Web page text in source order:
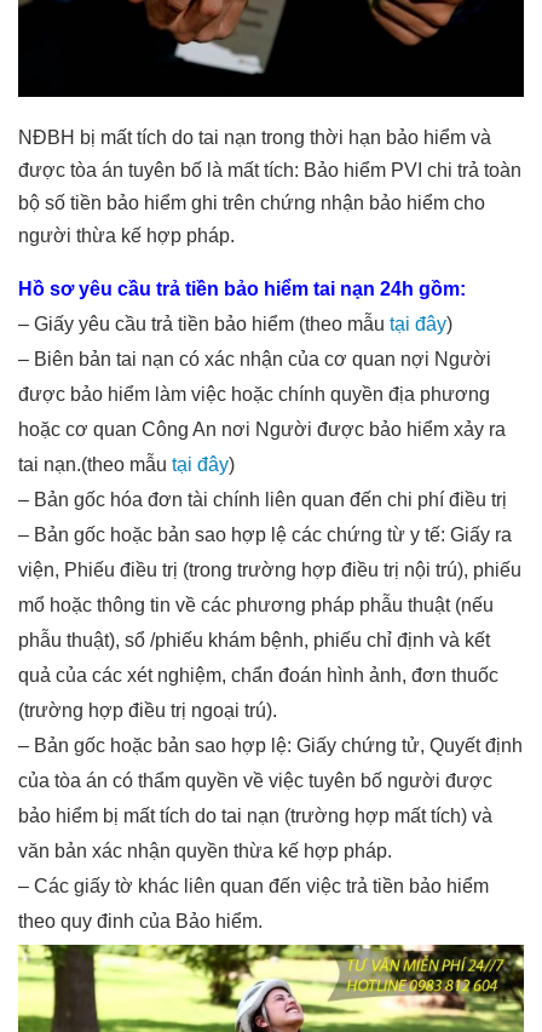
NĐBH bị mất tích do tai nạn trong thời hạn bảo hiểm và
được tòa án tuyên bố là mất tích: Bảo hiểm PVI chi trả toàn
bộ số tiền bảo hiểm ghi trên chứng nhận bảo hiểm cho
người thừa kế hợp pháp.
Hồ sơ yêu cầu trả tiền bảo hiểm tai nạn 24h gồm:
– Giấy yêu cầu trả tiền bảo hiểm (theo mẫu tại đây)
– Biên bản tai nạn có xác nhận của cơ quan nợi Người
được bảo hiểm làm việc hoặc chính quyền địa phương
hoặc cơ quan Công An nơi Người được bảo hiểm xảy ra
tai nạn.(theo mẫu tại đây)
– Bản gốc hóa đơn tài chính liên quan đến chi phí điều trị
– Bản gốc hoặc bản sao hợp lệ các chứng từ y tế: Giấy ra
viện, Phiếu điều trị (trong trường hợp điều trị nội trú), phiếu
mổ hoặc thông tin về các phương pháp phẫu thuật (nếu
phẫu thuật), sổ /phiếu khám bệnh, phiếu chỉ định và kết
quả của các xét nghiệm, chẩn đoán hình ảnh, đơn thuốc
(trường hợp điều trị ngoại trú).
– Bản gốc hoặc bản sao hợp lệ: Giấy chứng tử, Quyết định
của tòa án có thẩm quyền về việc tuyên bố người được
bảo hiểm bị mất tích do tai nạn (trường hợp mất tích) và
văn bản xác nhận quyền thừa kế hợp pháp.
– Các giấy tờ khác liên quan đến việc trả tiền bảo hiểm
theo quy đinh của Bảo hiểm.